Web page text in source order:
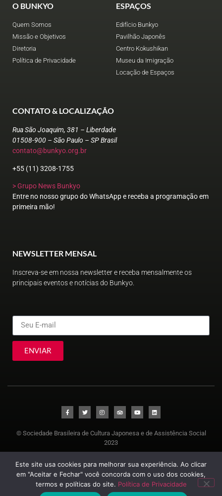
O BUNKYO
Quem Somos
Missão e Objetivos
Diretoria
Política de Privacidade
ESPAÇOS
Edifício Bunkyo
Pavilhão Japonês
Centro Kokushikan
Museu da Imigração
Locação de Espaços
CONTATO & LOCALIZAÇÃO
Rua São Joaquim, 381 – Liberdade
01508-900 – São Paulo – SP Brasil
contato@bunkyo.org.br
+55 (11) 3208-1755
> Grupo News Bunkyo
Entre no nosso grupo do WhatsApp e receba a programação em
primeira mão!
NEWSLETTER MENSAL
Inscreva-se em nossa newsletter e receba mensalmente os
principais eventos e notícias do Bunkyo.
ENVIAR
© Sociedade Brasileira de Cultura Japonesa e de Assistência Social
2023
Este site usa cookies para melhorar sua experiência. Ao clicar
em "Aceitar e Fechar" você concorda com o uso dos cookies,
termos e políticas do site. Política de Privacidade